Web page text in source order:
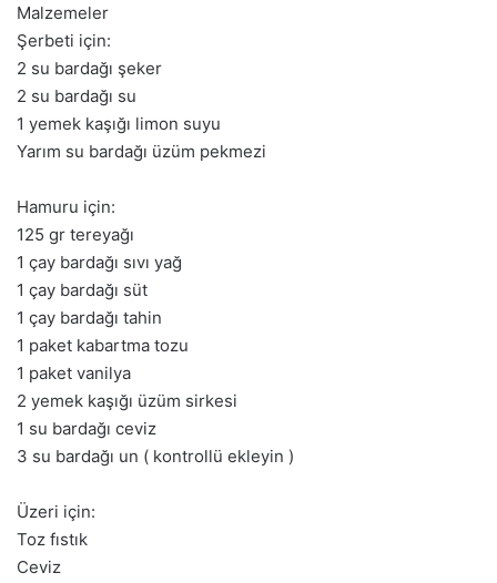
Malzemeler
Şerbeti için:
2 su bardağı şeker
2 su bardağı su
1 yemek kaşığı limon suyu
Yarım su bardağı üzüm pekmezi
Hamuru için:
125 gr tereyağı
1 çay bardağı sıvı yağ
1 çay bardağı süt
1 çay bardağı tahin
1 paket kabartma tozu
1 paket vanilya
2 yemek kaşığı üzüm sirkesi
1 su bardağı ceviz
3 su bardağı un ( kontrollü ekleyin )
Üzeri için:
Toz fıstık
Ceviz